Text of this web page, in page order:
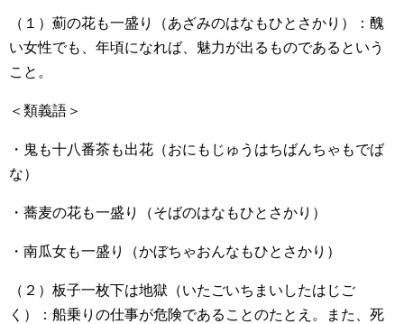
（１）薊の花も一盛り（あざみのはなもひとさかり）：醜
い女性でも、年頃になれば、魅力が出るものであるという
こと。
＜類義語＞
・鬼も十八番茶も出花（おにもじゅうはちばんちゃもでば
な）
・蕎麦の花も一盛り（そばのはなもひとさかり）
・南瓜女も一盛り（かぼちゃおんなもひとさかり）
（２）板子一枚下は地獄（いたごいちまいしたはじご
く）：船乗りの仕事が危険であることのたとえ。また、死